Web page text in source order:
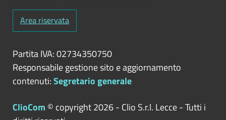
Area riservata
Partita IVA: 02734350750
Responsabile gestione sito e aggiornamento
contenuti:Segretario generale
ClioCom © copyright 2026 - Clio S.r.l. Lecce - Tutti i